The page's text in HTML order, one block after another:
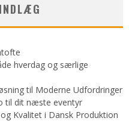
hverdag og særlige
til Moderne Udfordringer
til dit næste eventyr
Kvalitet i Dansk Produktion